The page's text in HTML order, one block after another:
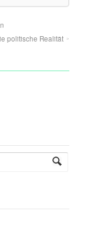
politische Realität